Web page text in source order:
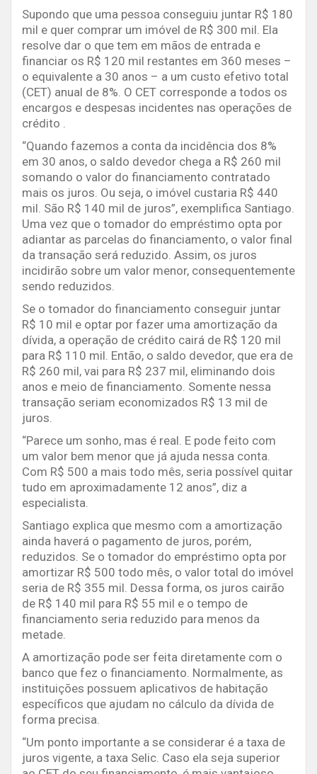
Supondo que uma pessoa conseguiu juntar R$ 180
mil e quer comprar um imóvel de R$ 300 mil. Ela
resolve dar o que tem em mãos de entrada e
financiar os R$ 120 mil restantes em 360 meses –
o equivalente a 30 anos – a um custo efetivo total
(CET) anual de 8%. O CET corresponde a todos os
encargos e despesas incidentes nas operações de
crédito .
“Quando fazemos a conta da incidência dos 8%
em 30 anos, o saldo devedor chega a R$ 260 mil
somando o valor do financiamento contratado
mais os juros. Ou seja, o imóvel custaria R$ 440
mil. São R$ 140 mil de juros”, exemplifica Santiago.
Uma vez que o tomador do empréstimo opta por
adiantar as parcelas do financiamento, o valor final
da transação será reduzido. Assim, os juros
incidirão sobre um valor menor, consequentemente
sendo reduzidos.
Se o tomador do financiamento conseguir juntar
R$ 10 mil e optar por fazer uma amortização da
dívida, a operação de crédito cairá de R$ 120 mil
para R$ 110 mil. Então, o saldo devedor, que era de
R$ 260 mil, vai para R$ 237 mil, eliminando dois
anos e meio de financiamento. Somente nessa
transação seriam economizados R$ 13 mil de
juros.
“Parece um sonho, mas é real. E pode feito com
um valor bem menor que já ajuda nessa conta.
Com R$ 500 a mais todo mês, seria possível quitar
tudo em aproximadamente 12 anos”, diz a
especialista.
Santiago explica que mesmo com a amortização
ainda haverá o pagamento de juros, porém,
reduzidos. Se o tomador do empréstimo opta por
amortizar R$ 500 todo mês, o valor total do imóvel
seria de R$ 355 mil. Dessa forma, os juros cairão
de R$ 140 mil para R$ 55 mil e o tempo de
financiamento seria reduzido para menos da
metade.
A amortização pode ser feita diretamente com o
banco que fez o financiamento. Normalmente, as
instituições possuem aplicativos de habitação
específicos que ajudam no cálculo da dívida de
forma precisa.
“Um ponto importante a se considerar é a taxa de
juros vigente, a taxa Selic. Caso ela seja superior